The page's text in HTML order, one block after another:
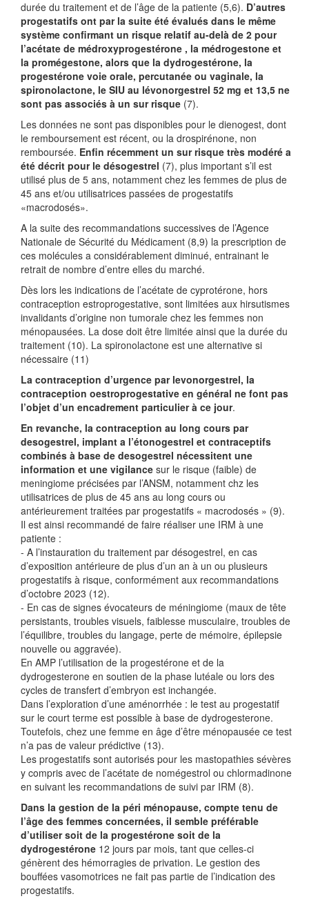
durée du traitement et de l’âge de la patiente (5,6). D’autres
progestatifs ont par la suite été évalués dans le même
système confirmant un risque relatif au-delà de 2 pour
l’acétate de médroxyprogestérone , la médrogestone et
la promégestone, alors que la dydrogestérone, la
progestérone voie orale, percutanée ou vaginale, la
spironolactone, le SIU au lévonorgestrel 52 mg et 13,5 ne
sont pas associés à un sur risque (7).
Les données ne sont pas disponibles pour le dienogest, dont
le remboursement est récent, ou la drospirénone, non
remboursée. Enfin récemment un sur risque très modéré a
été décrit pour le désogestrel (7), plus important s’il est
utilisé plus de 5 ans, notamment chez les femmes de plus de
45 ans et/ou utilisatrices passées de progestatifs
«macrodosés».
A la suite des recommandations successives de l’Agence
Nationale de Sécurité du Médicament (8,9) la prescription de
ces molécules a considérablement diminué, entrainant le
retrait de nombre d’entre elles du marché.
Dès lors les indications de l’acétate de cyprotérone, hors
contraception estroprogestative, sont limitées aux hirsutismes
invalidants d’origine non tumorale chez les femmes non
ménopausées. La dose doit être limitée ainsi que la durée du
traitement (10). La spironolactone est une alternative si
nécessaire (11)
La contraception d’urgence par levonorgestrel, la
contraception oestroprogestative en général ne font pas
l’objet d’un encadrement particulier à ce jour.
En revanche, la contraception au long cours par
desogestrel, implant a l’étonogestrel et contraceptifs
combinés à base de desogestrel nécessitent une
information et une vigilance sur le risque (faible) de
meningiome précisées par l’ANSM, notamment chz les
utilisatrices de plus de 45 ans au long cours ou
antérieurement traitées par progestatifs « macrodosés » (9).
Il est ainsi recommandé de faire réaliser une IRM à une
patiente :
- A l’instauration du traitement par désogestrel, en cas
d’exposition antérieure de plus d’un an à un ou plusieurs
progestatifs à risque, conformément aux recommandations
d’octobre 2023 (12).
- En cas de signes évocateurs de méningiome (maux de tête
persistants, troubles visuels, faiblesse musculaire, troubles de
l’équilibre, troubles du langage, perte de mémoire, épilepsie
nouvelle ou aggravée).
En AMP l’utilisation de la progestérone et de la
dydrogesterone en soutien de la phase lutéale ou lors des
cycles de transfert d’embryon est inchangée.
Dans l’exploration d’une aménorrhée : le test au progestatif
sur le court terme est possible à base de dydrogesterone.
Toutefois, chez une femme en âge d’être ménopausée ce test
n’a pas de valeur prédictive (13).
Les progestatifs sont autorisés pour les mastopathies sévères
y compris avec de l’acétate de nomégestrol ou chlormadinone
en suivant les recommandations de suivi par IRM (8).
Dans la gestion de la péri ménopause, compte tenu de
l’âge des femmes concernées, il semble préférable
d’utiliser soit de la progestérone soit de la
dydrogestérone 12 jours par mois, tant que celles-ci
génèrent des hémorragies de privation. Le gestion des
bouffées vasomotrices ne fait pas partie de l’indication des
progestatifs.